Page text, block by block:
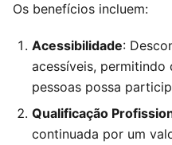
Os benefícios incluem:
Acessibilidade:
acessíveis, permitindo
pessoas possa
Qualificação
continuada por um